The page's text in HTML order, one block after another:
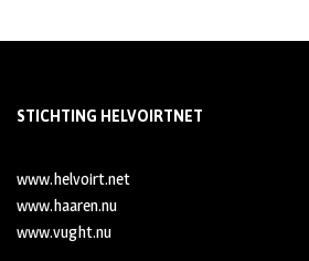
STICHTING HELVOIRTNET
www.helvoirt.net
www.haaren.nu
www.vught.nu